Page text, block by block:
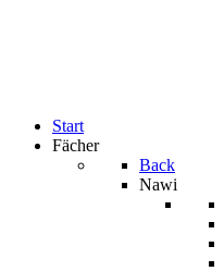
Start
Fächer
Back
Nawi